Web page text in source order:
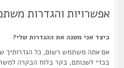
אפשרויות והגדרות משתמש
כיצד אני משנה את ההגדרות שלי?
אם אתה משתמש רשום, כל הגדרותיך
בכדי לשנותם, בקר בלוח הבקרה